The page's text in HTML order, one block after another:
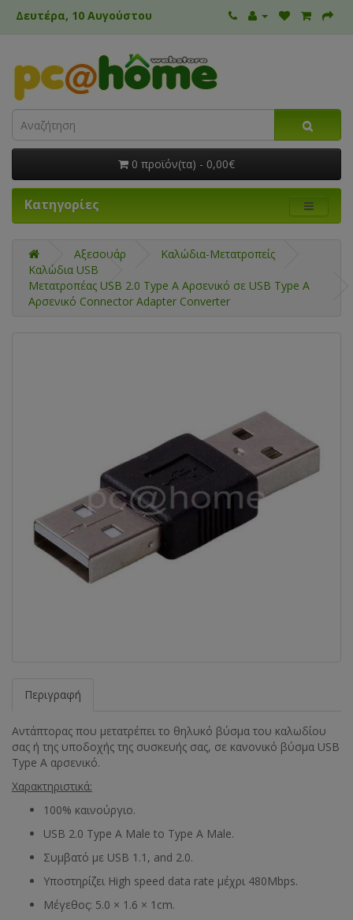
Δευτέρα, 10 Αυγούστου
0 προϊόν(τα) - 0,00€
Κατηγορίες
Αξεσουάρ
Καλώδια-Μετατροπείς
Καλώδια USB
Μετατροπέας USB 2.0 Type Α Αρσενικό σε USB Type Α
Αρσενικό Connector Adapter Converter
Περιγραφή
Αντάπτορας που μετατρέπει το θηλυκό βύσμα του καλωδίου
σας ή της υποδοχής της συσκευής σας, σε κανονικό βύσμα USB
Type A αρσενικό.
Χαρακτηριστικά:
100% καινούργιο.
USB 2.0 Type A Male to Type A Male.
Συμβατό με USB 1.1, and 2.0.
Υποστηρίζει High speed data rate μέχρι 480Mbps.
Μέγεθος: 5.0 × 1.6 × 1cm.